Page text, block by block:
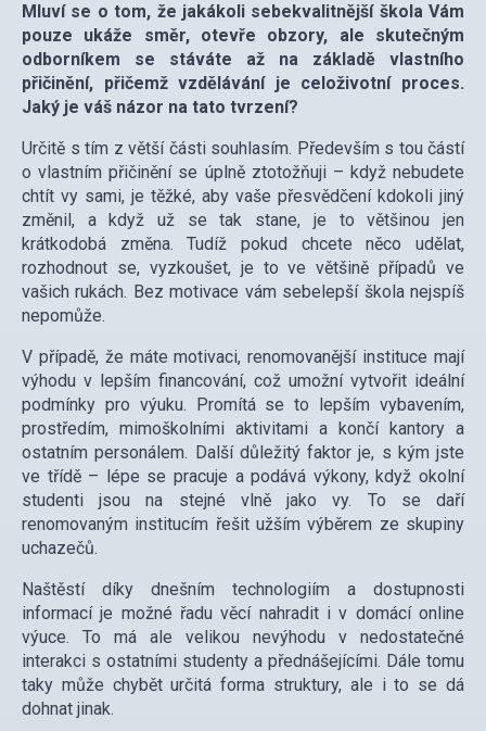
Mluví se o tom, že jakákoli sebekvalitnější škola Vám
pouze ukáže směr, otevře obzory, ale skutečným
odborníkem se stáváte až na základě vlastního
přičinění, přičemž vzdělávání je celoživotní proces.
Jaký je váš názor na tato tvrzení?
Určitě s tím z větší části souhlasím. Především s tou částí
o vlastním přičinění se úplně ztotožňuji – když nebudete
chtít vy sami, je těžké, aby vaše přesvědčení kdokoli jiný
změnil, a když už se tak stane, je to většinou jen
krátkodobá změna. Tudíž pokud chcete něco udělat,
rozhodnout se, vyzkoušet, je to ve většině případů ve
vašich rukách. Bez motivace vám sebelepší škola nejspíš
nepomůže.
V případě, že máte motivaci, renomovanější instituce mají
výhodu v lepším financování, což umožní vytvořit ideální
podmínky pro výuku. Promítá se to lepším vybavením,
prostředím, mimoškolními aktivitami a končí kantory a
ostatním personálem. Další důležitý faktor je, s kým jste
ve třídě – lépe se pracuje a podává výkony, když okolní
studenti jsou na stejné vlně jako vy. To se daří
renomovaným institucím řešit užším výběrem ze skupiny
uchazečů.
Naštěstí díky dnešním technologiím a dostupnosti
informací je možné řadu věcí nahradit i v domácí online
výuce. To má ale velikou nevýhodu v nedostatečné
interakci s ostatními studenty a přednášejícími. Dále tomu
taky může chybět určitá forma struktury, ale i to se dá
dohnat jinak.